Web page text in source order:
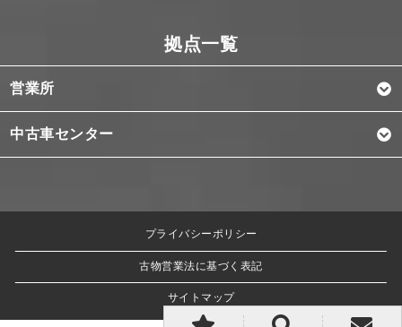
営業所
中古車センター
プライバシーポリシー
古物営業法に基づく表記
サイトマップ